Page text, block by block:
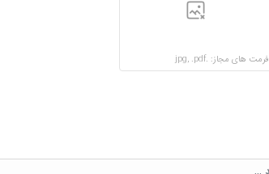
فرمت های مجاز: .jpg, .pdf